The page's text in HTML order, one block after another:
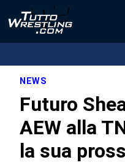
NEWS
Futuro
AEW alla
la sua